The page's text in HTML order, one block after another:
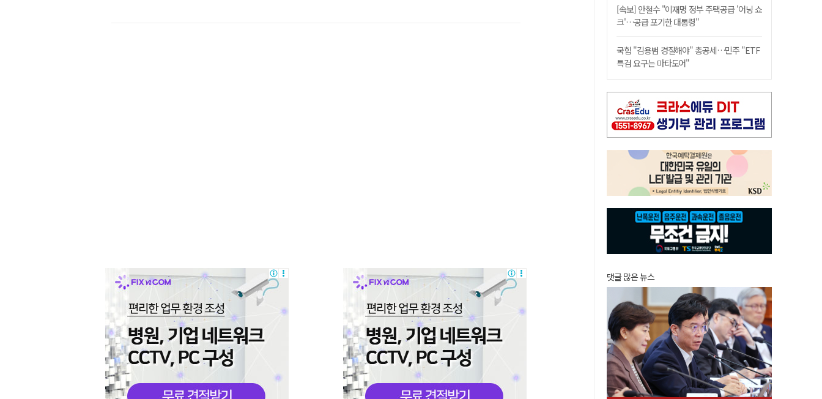
[속보] 안철수 "이재명 정부 주택공급 '어닝 쇼
크'…공급 포기한 대통령"
국힘 "김용범 경질해야" 총공세…민주 "ETF
특검 요구는 마타도어"
댓글 많은 뉴스